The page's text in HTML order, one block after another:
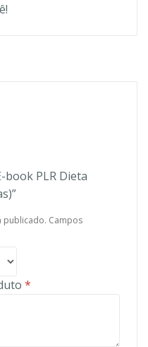
book PLR Dieta
publicado. Campos
*